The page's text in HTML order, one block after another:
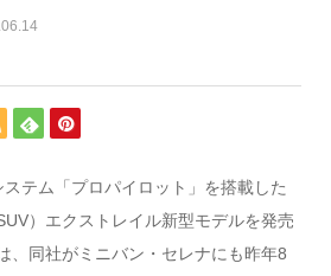
テム「プロパイロット」を搭載した
）エクストレイル新型モデルを発売
、同社がミニバン・セレナにも昨年8